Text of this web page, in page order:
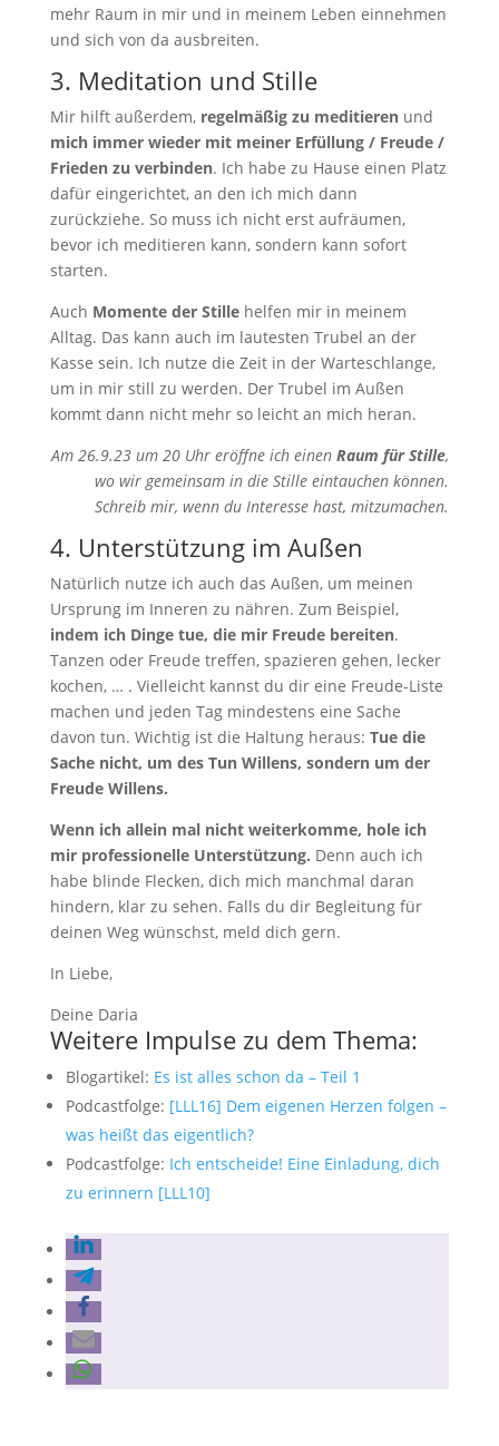
mehr Raum in mir und in meinem Leben einnehmen
und sich von da ausbreiten.
3. Meditation und Stille
Mir hilft außerdem, regelmäßig zu meditierenund
mich immer wieder mit meiner Erfüllung / Freude /
Frieden zu verbinden. Ich habe zu Hause einen Platz
dafür eingerichtet, an den ich mich dann
zurückziehe. So muss ich nicht erst aufräumen,
bevor ich meditieren kann, sondern kann sofort
starten.
Auch Momente der Stillehelfen mir in meinem
Alltag. Das kann auch im lautesten Trubel an der
Kasse sein. Ich nutze die Zeit in der Warteschlange,
um in mir still zu werden. Der Trubel im Außen
kommt dann nicht mehr so leicht an mich heran.
Am 26.9.23 um 20 Uhr eröffne ich einenRaum für Stille,
wo wir gemeinsam in die Stille eintauchen können.
Schreib mir, wenn du Interesse hast, mitzumachen.
4. Unterstützung im Außen
Natürlich nutze ich auch das Außen, um meinen
Ursprung im Inneren zu nähren. Zum Beispiel,
indem ich Dinge tue, die mir Freude bereiten.
Tanzen oder Freude treffen, spazieren gehen, lecker
kochen, … . Vielleicht kannst du dir eine Freude-Liste
machen und jeden Tag mindestens eine Sache
davon tun. Wichtig ist die Haltung heraus: Tue die
Sache nicht, um des Tun Willens, sondern um der
Freude Willens.
Wenn ich allein mal nicht weiterkomme, hole ich
mir professionelle Unterstützung. Denn auch ich
habe blinde Flecken, dich mich manchmal daran
hindern, klar zu sehen. Falls du dir Begleitung für
deinen Weg wünschst, meld dich gern.
In Liebe,
Deine Daria
Weitere Impulse zu dem Thema:
Blogartikel: Es ist alles schon da – Teil 1
Podcastfolge: [LLL16] Dem eigenen Herzen folgen –
was heißt das eigentlich?
Podcastfolge: Ich entscheide! Eine Einladung, dich
zu erinnern [LLL10]